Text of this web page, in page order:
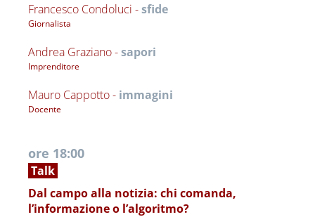
Francesco Condoluci - sfide
Giornalista
Andrea Graziano - sapori
Imprenditore
Mauro Cappotto - immagini
Docente
ore 18:00
Talk
Dal campo alla notizia: chi comanda,
l’informazione o l’algoritmo?